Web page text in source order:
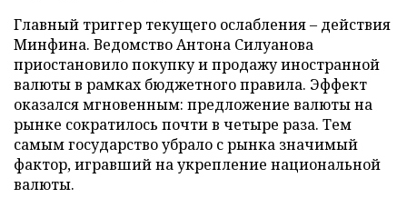
Главный триггер текущего ослабления – действия
Минфина. Ведомство Антона Силуанова
приостановило покупку и продажу иностранной
валюты в рамках бюджетного правила. Эффект
оказался мгновенным: предложение валюты на
рынке сократилось почти в четыре раза. Тем
самым государство убрало с рынка значимый
фактор, игравший на укрепление национальной
валюты.